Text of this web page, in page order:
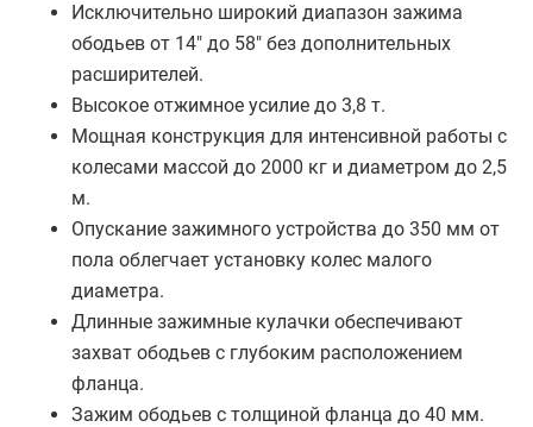
Исключительно широкий диапазон зажима
ободьев от 14" до 58" без дополнительных
расширителей.
Высокое отжимное усилие до 3,8 т.
Мощная конструкция для интенсивной работы с
колесами массой до 2000 кг и диаметром до 2,5
м.
Опускание зажимного устройства до 350 мм от
пола облегчает установку колес малого
диаметра.
Длинные зажимные кулачки обеспечивают
захват ободьев с глубоким расположением
фланца.
Зажим ободьев с толщиной фланца до 40 мм.